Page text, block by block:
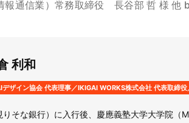
通信業）常務取締役 長谷部 哲 様 他
利和
ザイン協会 代表理事／IKIGAI WORKS株式会社 代表取締
そな銀行）に入行後、慶應義塾大学大学院（